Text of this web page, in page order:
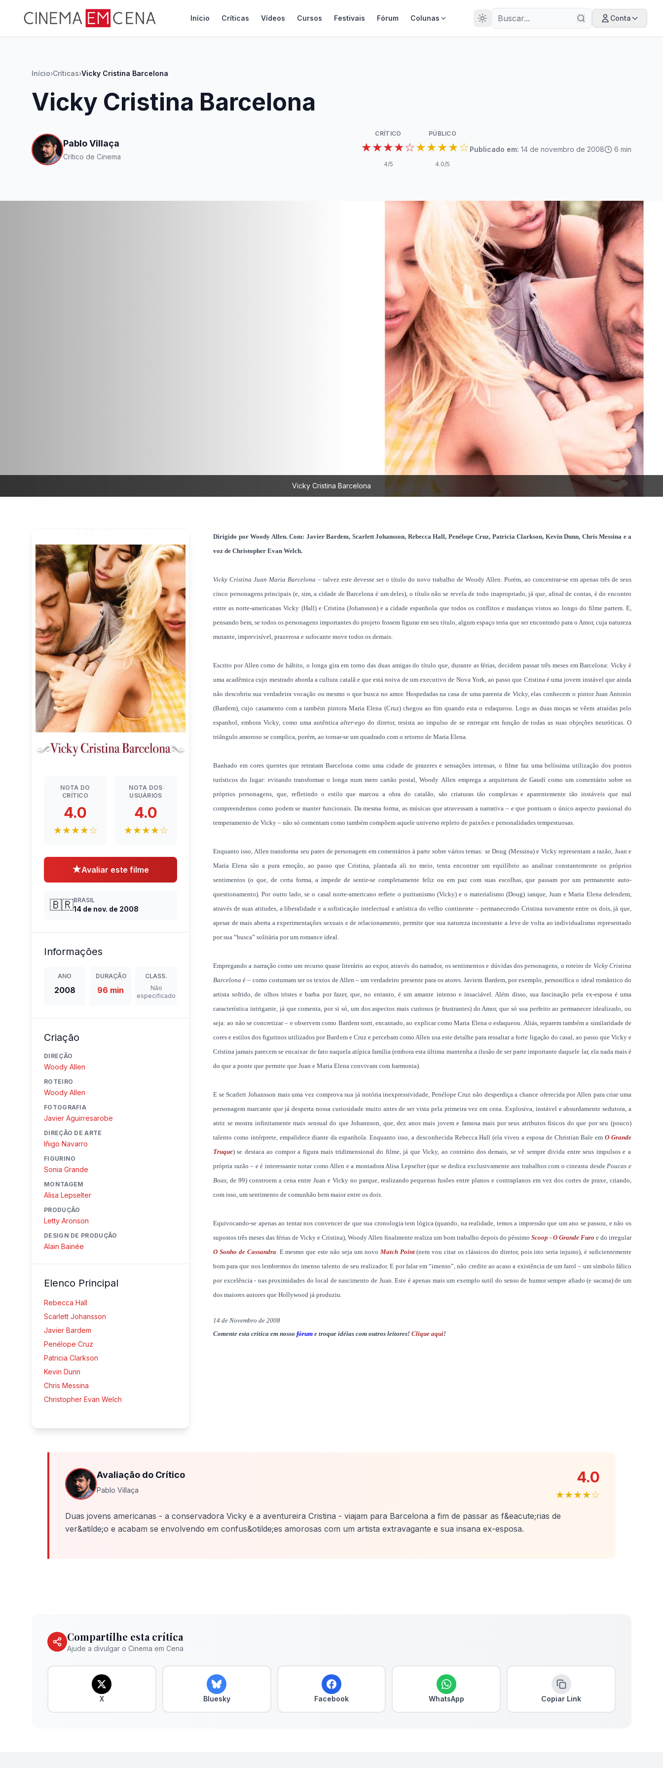
28
ANOS
Início Críticas Vídeos Cursos Festivais Fórum Colunas Conta
Início›Críticas›Vicky Cristina Barcelona
Vicky Cristina Barcelona
Pablo Villaça
Crítico de Cinema
CRÍTICO
★★★★☆
4/5
PÚBLICO
★★★★☆
4.0/5
Publicado em: 14 de novembro de 2008 6 min
Vicky Cristina Barcelona
NOTA DO
CRÍTICO
4.0
★★★★☆
NOTA DOS
USUÁRIOS
4.0
★★★★☆
★Avaliar este filme
🇧🇷BRASIL
14 de nov. de 2008
Informações
ANO
2008
DURAÇÃO
96 min
CLASS.
Não
especificado
Criação
DIREÇÃO
Woody Allen
ROTEIRO
Woody Allen
FOTOGRAFIA
Javier Aguirresarobe
DIREÇÃO DE ARTE
Iñigo Navarro
FIGURINO
Sonia Grande
MONTAGEM
Alisa Lepselter
PRODUÇÃO
Letty Aronson
DESIGN DE PRODUÇÃO
Alain Bainée
Elenco Principal
Rebecca Hall
Scarlett Johansson
Javier Bardem
Penélope Cruz
Patricia Clarkson
Kevin Dunn
Chris Messina
Christopher Evan Welch
Dirigido por Woody Allen. Com: Javier Bardem, Scarlett Johansson, Rebecca Hall, Penélope Cruz, Patricia Clarkson, Kevin Dunn, Chris Messina e a
voz de Christopher Evan Welch.
Vicky Cristina Juan Maria Barcelona – talvez este devesse ser o título do novo trabalho de Woody Allen. Porém, ao concentrar-se em apenas três de seus
cinco personagens principais (e, sim, a cidade de Barcelona é um deles), o título não se revela de todo inapropriado, já que, afinal de contas, é do encontro
entre as norte-americanas Vicky (Hall) e Cristina (Johansson) e a cidade espanhola que todos os conflitos e mudanças vistos ao longo do filme partem. E,
pensando bem, se todos os personagens importantes do projeto fossem figurar em seu título, algum espaço teria que ser encontrado para o Amor, cuja natureza
mutante, imprevisível, prazerosa e sufocante move todos os demais.
Escrito por Allen como de hábito, o longa gira em torno das duas amigas do título que, durante as férias, decidem passar três meses em Barcelona: Vicky é
uma acadêmica cujo mestrado aborda a cultura catalã e que está noiva de um executivo de Nova York, ao passo que Cristina é uma jovem instável que ainda
não descobriu sua verdadeira vocação ou mesmo o que busca no amor. Hospedadas na casa de uma parenta de Vicky, elas conhecem o pintor Juan Antonio
(Bardem), cujo casamento com a também pintora Maria Elena (Cruz) chegou ao fim quando esta o esfaqueou. Logo as duas moças se vêem atraídas pelo
espanhol, embora Vicky, como uma autênticaalter-ego do diretor, resista ao impulso de se entregar em função de todas as suas objeções neuróticas. O
triângulo amoroso se complica, porém, ao tornar-se um quadrado com o retorno de Maria Elena.
Banhado em cores quentes que retratam Barcelona como uma cidade de prazeres e sensações intensas, o filme faz uma belíssima utilização dos pontos
turísticos do lugar: evitando transformar o longa num mero cartão postal, Woody Allen emprega a arquitetura de Gaudí como um comentário sobre os
próprios personagens, que, refletindo o estilo que marcou a obra do catalão, são criaturas tão complexas e aparentemente tão instáveis que mal
compreendemos como podem se manter funcionais. Da mesma forma, as músicas que atravessam a narrativa – e que pontuam o único aspecto passional do
temperamento de Vicky – não só comentam como também compõem aquele universo repleto de paixões e personalidades tempestuosas.
Enquanto isso, Allen transforma seu pares de personagem em comentários à parte sobre vários temas: se Doug (Messina) e Vicky representam a razão, Juan e
Maria Elena são a pura emoção, ao passo que Cristina, plantada ali no meio, tenta encontrar um equilíbrio ao analisar constantemente os próprios
sentimentos (o que, de certa forma, a impede de sentir-se completamente feliz ou em paz com suas escolhas, que passam por um permanente auto-
questionamento). Por outro lado, se o casal norte-americano reflete o puritanismo (Vicky) e o materialismo (Doug) ianque, Juan e Maria Elena defendem,
através de suas atitudes, a liberalidade e a sofisticação intelectual e artística do velho continente – permanecendo Cristina novamente entre os dois, já que,
apesar de mais aberta a experimentações sexuais e de relacionamento, permite que sua natureza inconstante a leve de volta ao individualismo representado
por sua “busca” solitária por um romance ideal.
Empregando a narração como um recurso quase literário ao expor, através do narrador, os sentimentos e dúvidas dos personagens, o roteiro de Vicky Cristina
Barcelona é – como costumam ser os textos de Allen – um verdadeiro presente para os atores. Javiem Bardem, por exemplo, personifica o ideal romântico do
artista sofrido, de olhos tristes e barba por fazer, que, no entanto, é um amante intenso e insaciável. Além disso, sua fascinação pela ex-esposa é uma
característica intrigante, já que comenta, por si só, um dos aspectos mais curiosos (e frustrantes) do Amor, que só soa perfeito ao permanecer idealizado, ou
seja: ao não se concretizar – e observem como Bardem sorri, encantado, ao explicar como Maria Elena o esfaqueou. Aliás, reparem também a similaridade de
cores e estilos dos figurinos utilizados por Bardem e Cruz e percebam como Allen usa este detalhe para ressaltar a forte ligação do casal, ao passo que Vicky e
Cristina jamais parecem se encaixar de fato naquela atípica família (embora esta última mantenha a ilusão de ser parte importante daquele lar, ela nada mais é
do que a ponte que permite que Juan e Maria Elena convivam com harmonia).
E se Scarlett Johansson mais uma vez comprova sua já notória inexpressividade, Penélope Cruz não desperdiça a chance oferecida por Allen para criar uma
personagem marcante que já desperta nossa curiosidade muito antes de ser vista pela primeira vezem cena. Explosiva, instável e absurdamente sedutora, a
atriz se mostra infinitamente mais sensual do que Johannson, que, dez anos mais jovem e famosa mais por seus atributos físicos do que por seu (pouco)
talento como intérprete, empalidece diante da espanhola. Enquanto isso, a desconhecida Rebecca Hall (ela viveu a esposa de Christian BaleemO Grande
Truque) se destaca ao compor a figura mais tridimensional do filme, já que Vicky, ao contrário dos demais, se vê sempre divida entre seus impulsos e a
própria razão – e é interessante notar como Allen e a montadora Alisa Lepselter (que se dedica exclusivamente aos trabalhos com o cineasta desdePoucas e
Boas, de 99) constroem a cena entre Juan e Vicky no parque, realizando pequenas fusões entre planos e contraplanos em vez dos cortes de praxe, criando,
com isso, um sentimento de comunhão bem maior entre os dois.
Equivocando-se apenas ao tentar nos convencer de que sua cronologia tem lógica (quando, na realidade, temos a impressão que um ano se passou, e não os
supostos três meses das férias de Vicky e Cristina), Woody Allen finalmente realiza um bom trabalho depois do péssimo Scoop - O Grande Furo e do irregular
O Sonho de Cassandra. E mesmo que este não seja um novo Match Point(nem vou citar os clássicos do diretor, pois isto seria injusto), é suficientemente
bom para que nos lembremos do imenso talento de seu realizador. E por falar em “imenso”, não credite ao acaso a existência de um farol – um símbolo fálico
por excelência - nas proximidades do local de nascimento de Juan. Este é apenas mais um exemplo sutil do senso de humor sempre afiado (e sacana) de um
dos maiores autores que Hollywood já produziu.
14 de Novembro de 2008
Comente esta crítica em nosso fórum e troque idéias com outros leitores! Clique aqui!
Avaliação do Crítico
Pablo Villaça
4.0
★★★★☆
Duas jovens americanas - a conservadora Vicky e a aventureira Cristina - viajam para Barcelona a fim de passar as f&eacute;rias de
ver&atilde;o e acabam se envolvendo em confus&otilde;es amorosas com um artista extravagante e sua insana ex-esposa.
Compartilhe esta crítica
Ajude a divulgar o Cinema em Cena
X Bluesky Facebook WhatsApp Copiar Link